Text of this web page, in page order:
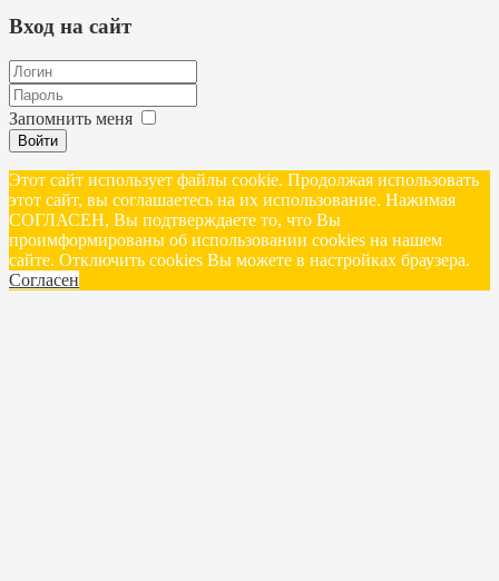
Вход на сайт
Запомнить меня
Войти
Этот сайт использует файлы cookie. Продолжая использовать
этот сайт, вы соглашаетесь на их использование. Нажимая
СОГЛАСЕН, Вы подтверждаете то, что Вы
проимформированы об использовании cookies на нашем
сайте. Отключить cookies Вы можете в настройках браузера.
Согласен